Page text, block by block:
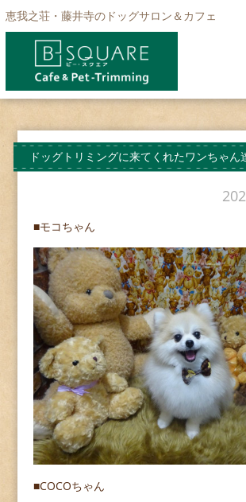
恵我之荘・藤井寺のドッグサロン＆カフェ
ドッグトリミングに来てくれたワンちゃん
■モコちゃん
■COCOちゃん